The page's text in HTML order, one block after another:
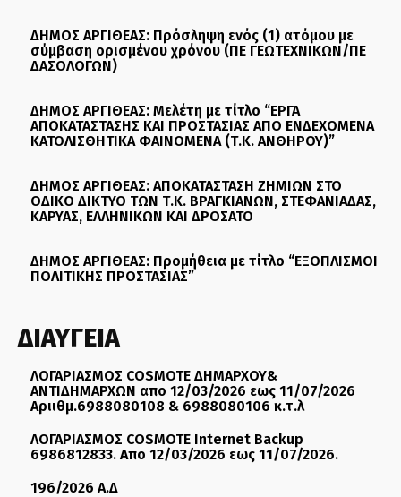
ΔΗΜΟΣ ΑΡΓΙΘΕΑΣ: Πρόσληψη ενός (1) ατόμου με
σύμβαση ορισμένου χρόνου (ΠΕ ΓΕΩΤΕΧΝΙΚΩΝ/ΠΕ
ΔΑΣΟΛΟΓΩΝ)
ΔΗΜΟΣ ΑΡΓΙΘΕΑΣ: Μελέτη με τίτλο “ΕΡΓΑ
ΑΠΟΚΑΤΑΣΤΑΣΗΣ ΚΑΙ ΠΡΟΣΤΑΣΙΑΣ ΑΠΟ ΕΝΔΕΧΟΜΕΝΑ
ΚΑΤΟΛΙΣΘΗΤΙΚΑ ΦΑΙΝΟΜΕΝΑ (Τ.Κ. ΑΝΘΗΡΟΥ)”
ΔΗΜΟΣ ΑΡΓΙΘΕΑΣ: ΑΠΟΚΑΤΑΣΤΑΣΗ ΖΗΜΙΩΝ ΣΤΟ
ΟΔΙΚΟ ΔΙΚΤΥΟ ΤΩΝ Τ.Κ. ΒΡΑΓΚΙΑΝΩΝ, ΣΤΕΦΑΝΙΑΔΑΣ,
ΚΑΡΥΑΣ, ΕΛΛΗΝΙΚΩΝ ΚΑΙ ΔΡΟΣΑΤΟ
ΔΗΜΟΣ ΑΡΓΙΘΕΑΣ: Προμήθεια με τίτλο “ΕΞΟΠΛΙΣΜΟΙ
ΠΟΛΙΤΙΚΗΣ ΠΡΟΣΤΑΣΙΑΣ”
ΔΙΑΥΓΕΙΑ
ΛΟΓΑΡΙΑΣΜΟΣ COSMOTE ΔΗΜΑΡΧΟΥ&
ΑΝΤΙΔΗΜΑΡΧΩΝ απο 12/03/2026 εως 11/07/2026
Αριιθμ.6988080108 & 6988080106 κ.τ.λ
ΛΟΓΑΡΙΑΣΜΟΣ COSMOTE Internet Backup
6986812833. Απο 12/03/2026 εως 11/07/2026.
196/2026 Α.Δ